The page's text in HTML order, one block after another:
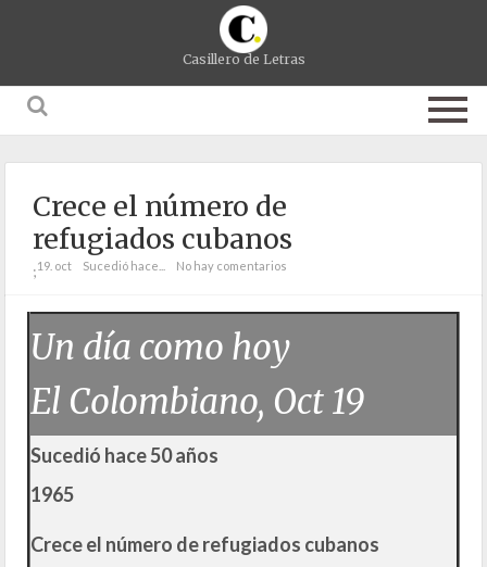
Casillero de Letras
Crece el número de
refugiados cubanos
;19. oct Sucedió hace... No hay comentarios
Un día como hoy
El Colombiano, Oct 19
Sucedió hace 50 años
1965
Crece el número de refugiados cubanos